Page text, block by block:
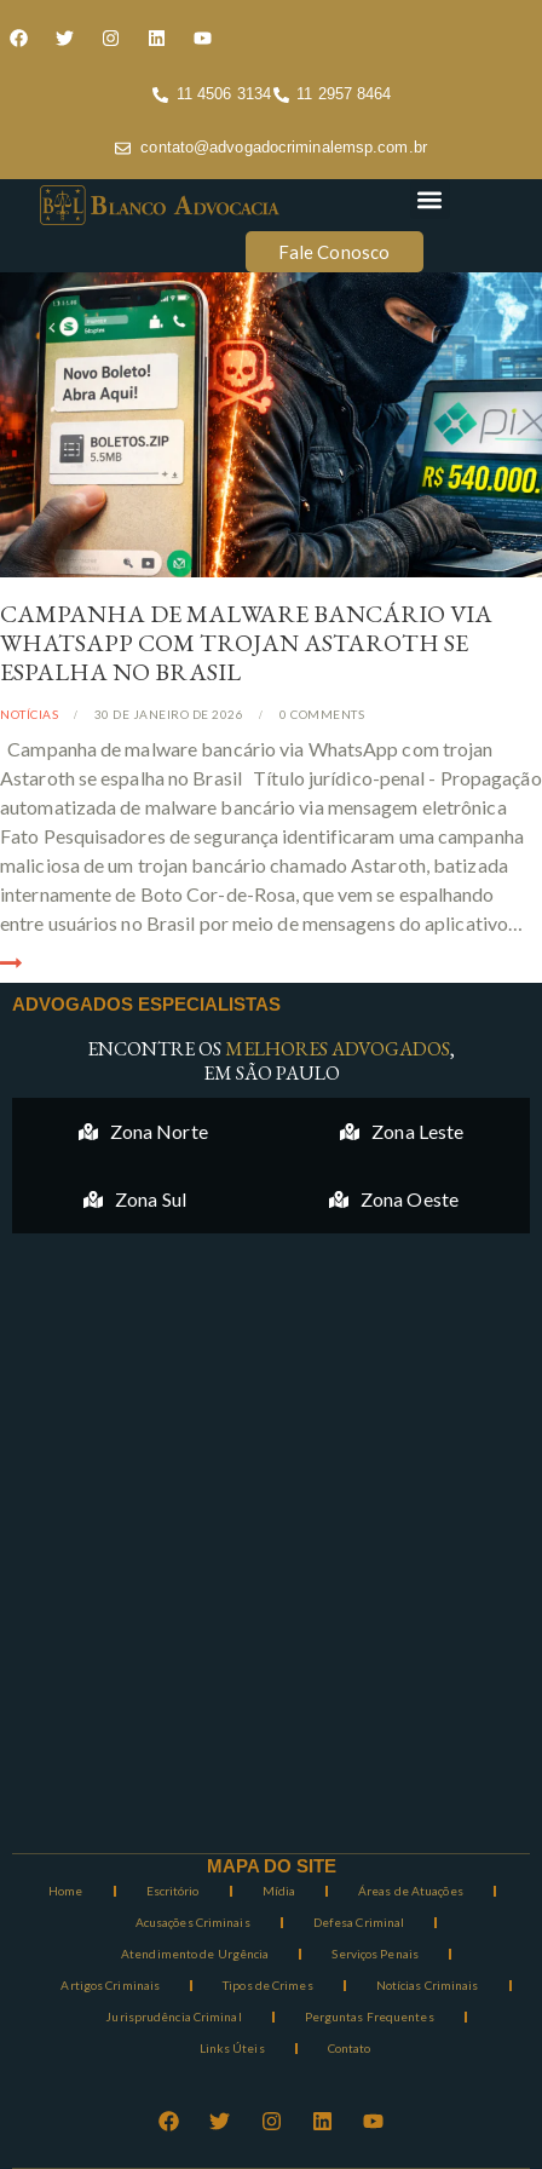
11 4506 3134 11 2957 8464
contato@advogadocriminalemsp.com.br
Fale Conosco
CAMPANHA DE MALWARE BANCÁRIO VIA
WHATSAPP COM TROJAN ASTAROTH SE
ESPALHA NO BRASIL
NOTÍCIAS 30 DE JANEIRO DE 2026 0 COMMENTS
Campanha de malware bancário via WhatsApp com trojan
Astaroth se espalha no Brasil Título jurídico-penal - Propagação
automatizada de malware bancário via mensagem eletrônica
Fato Pesquisadores de segurança identificaram uma campanha
maliciosa de um trojan bancário chamado Astaroth, batizada
internamente de Boto Cor-de-Rosa, que vem se espalhando
entre usuários no Brasil por meio de mensagens do aplicativo…
ADVOGADOS ESPECIALISTAS
ENCONTRE OSMELHORES ADVOGADOS,
EM SÃO PAULO
Zona Norte Zona Leste
Zona Sul Zona Oeste
MAPA DO SITE
Home Escritório Mídia Áreas de Atuações
Acusações Criminais Defesa Criminal
Atendimento de Urgência Serviços Penais
Artigos Criminais Tipos de Crimes Notícias Criminais
Jurisprudência Criminal Perguntas Frequentes
Links Úteis Contato